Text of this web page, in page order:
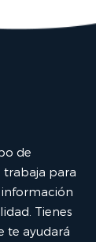
de
trabaja para
Tienes
te ayudará